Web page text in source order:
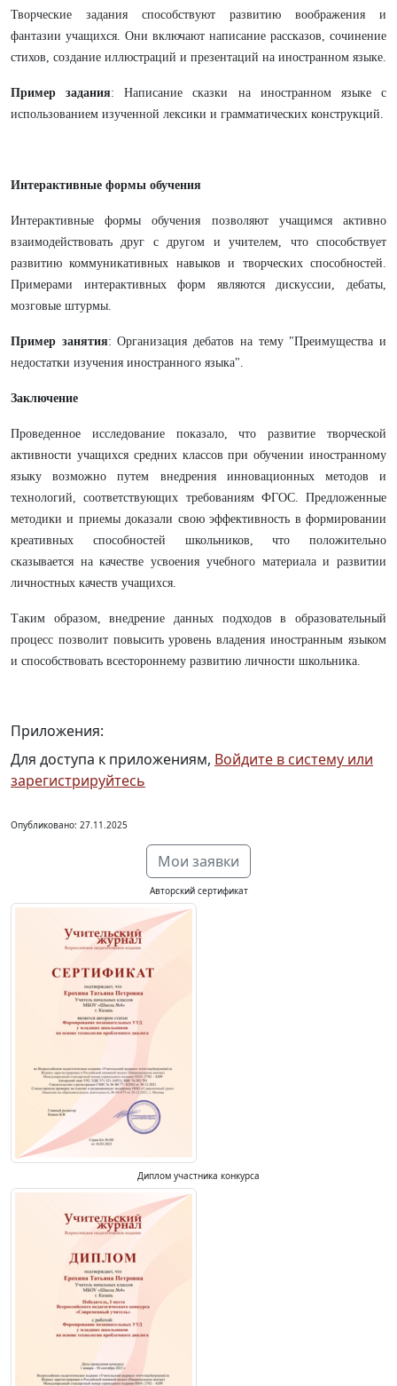
Творческие задания способствуют развитию воображения и
фантазии учащихся. Они включают написание рассказов, сочинение
стихов, создание иллюстраций и презентаций на иностранном языке.
Пример задания: Написание сказки на иностранном языке с
использованием изученной лексики и грамматических конструкций.
Интерактивные формы обучения
Интерактивные формы обучения позволяют учащимся активно
взаимодействовать друг с другом и учителем, что способствует
развитию коммуникативных навыков и творческих способностей.
Примерами интерактивных форм являются дискуссии, дебаты,
мозговые штурмы.
Пример занятия: Организация дебатов на тему "Преимущества и
недостатки изучения иностранного языка".
Заключение
Проведенное исследование показало, что развитие творческой
активности учащихся средних классов при обучении иностранному
языку возможно путем внедрения инновационных методов и
технологий, соответствующих требованиям ФГОС. Предложенные
методики и приемы доказали свою эффективность в формировании
креативных способностей школьников, что положительно
сказывается на качестве усвоения учебного материала и развитии
личностных качеств учащихся.
Таким образом, внедрение данных подходов в образовательный
процесс позволит повысить уровень владения иностранным языком
и способствовать всестороннему развитию личности школьника.
Приложения:
Для доступа к приложениям, Войдите в систему или
зарегистрируйтесь
Опубликовано: 27.11.2025
Мои заявки
Авторский сертификат
Диплом участника конкурса